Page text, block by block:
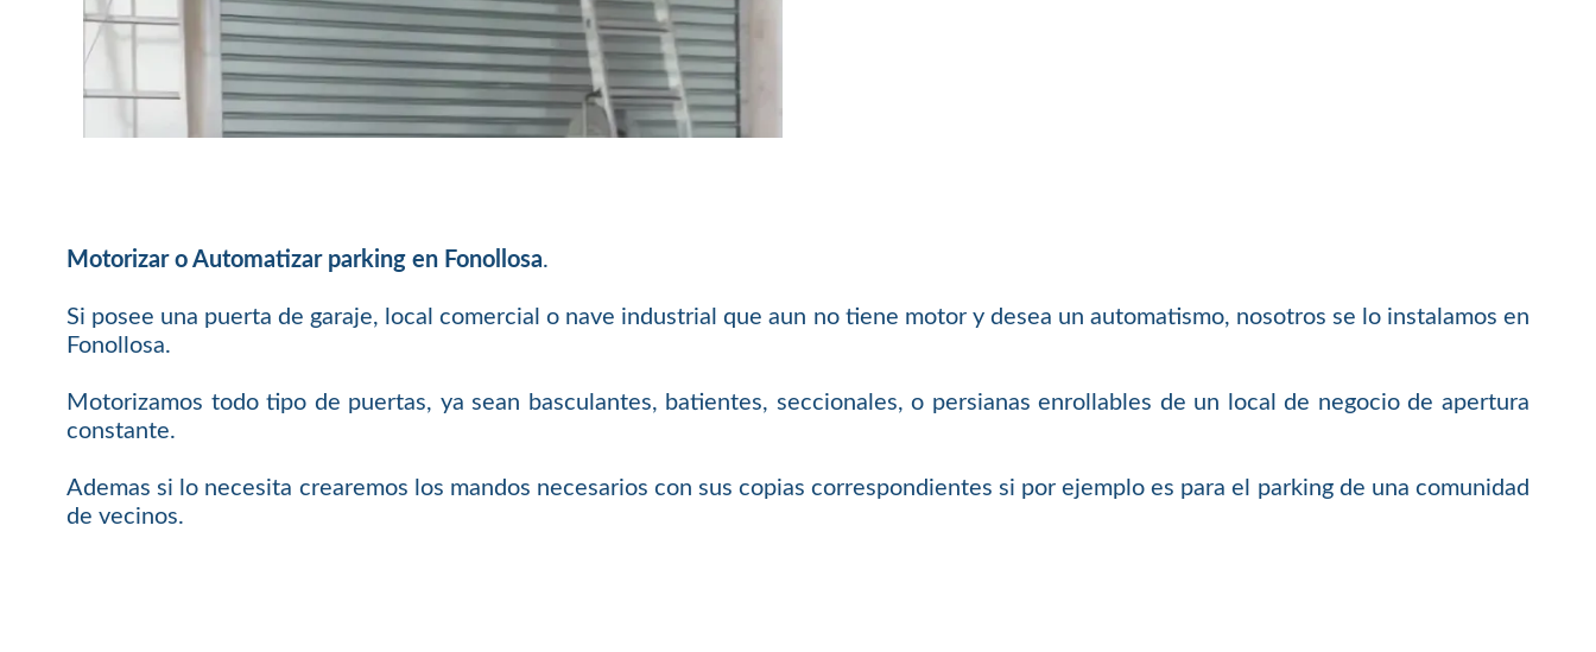
Motorizar o Automatizar parking en Fonollosa.
Si posee una puerta de garaje, local comercial o nave industrial que aun no tiene motor y desea un automatismo, nosotros se lo instalamos en
Fonollosa.
Motorizamos todo tipo de puertas, ya sean basculantes, batientes, seccionales, o persianas enrollables de un local de negocio de apertura
constante.
Ademas si lo necesita crearemos los mandos necesarios con sus copias correspondientes si por ejemplo es para el parking de una comunidad
de vecinos.